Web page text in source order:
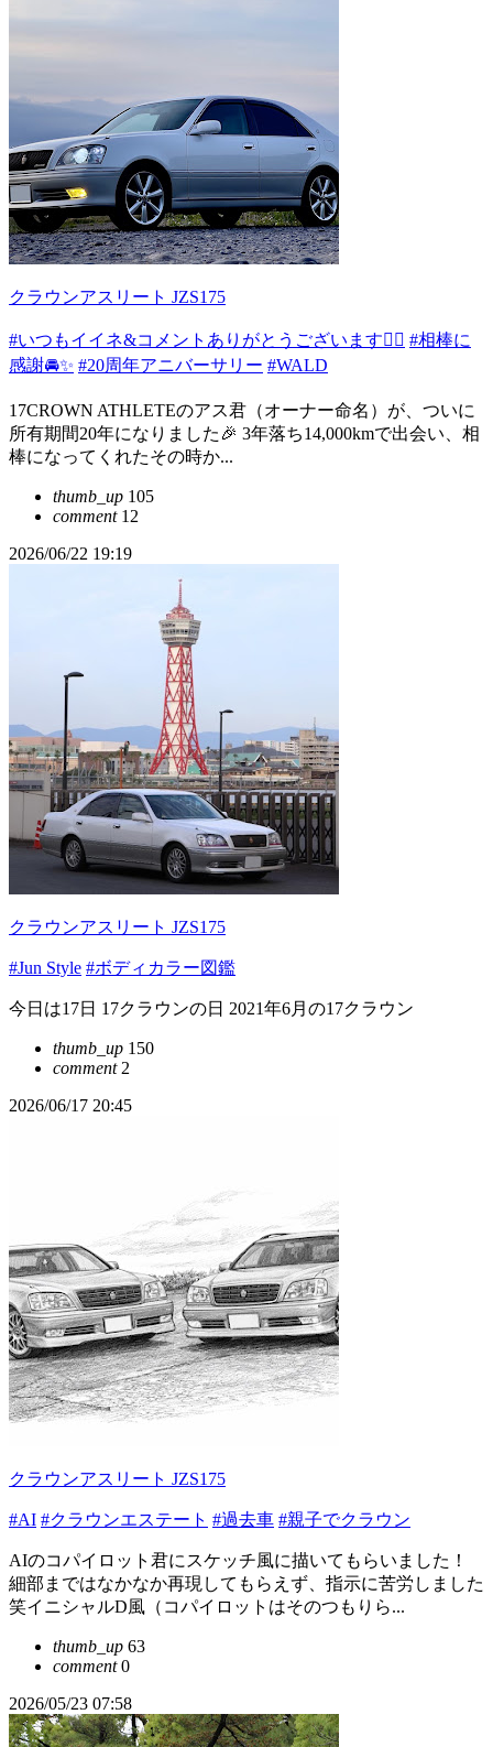
クラウンアスリート JZS175
#いつもイイネ&コメントありがとうございます🙇‍♂️ #相棒に
感謝🚘✨ #20周年アニバーサリー #WALD
17CROWN ATHLETEのアス君（オーナー命名）が、ついに
所有期間20年になりました🎉 3年落ち14,000kmで出会い、相
棒になってくれたその時か...
thumb_up 105
comment12
2026/06/22 19:19
クラウンアスリート JZS175
#Jun Style #ボディカラー図鑑
今日は17日 17クラウンの日 2021年6月の17クラウン
thumb_up 150
comment2
2026/06/17 20:45
クラウンアスリート JZS175
#AI #クラウンエステート #過去車 #親子でクラウン
AIのコパイロット君にスケッチ風に描いてもらいました！
細部まではなかなか再現してもらえず、指示に苦労しました
笑イニシャルD風（コパイロットはそのつもりら...
thumb_up 63
comment0
2026/05/23 07:58